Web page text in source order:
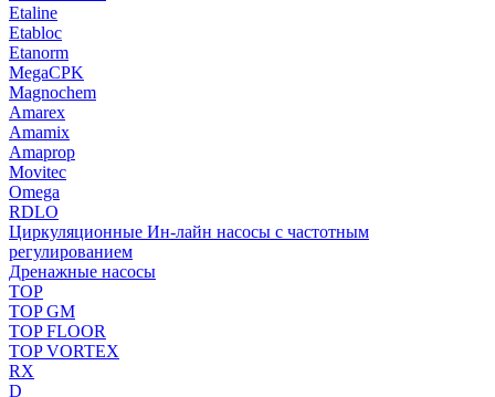
Etaline
Etabloc
Etanorm
MegaCPK
Magnochem
Amarex
Amamix
Amaprop
Movitec
Omega
RDLO
Циркуляционные Ин-лайн насосы с частотным
регулированием
Дренажные насосы
TOP
TOP GM
TOP FLOOR
TOP VORTEX
RX
D